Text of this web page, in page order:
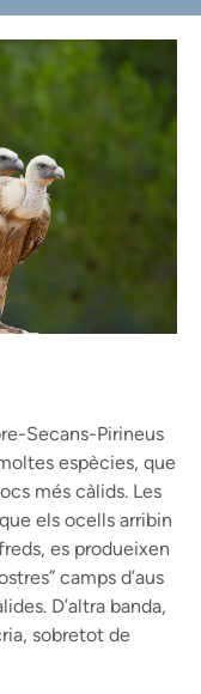
Secans-Pirineus
espècies, que
més càlids. Les
els ocells arribin
es produeixen
camps d’aus
D’altra banda,
sobretot de